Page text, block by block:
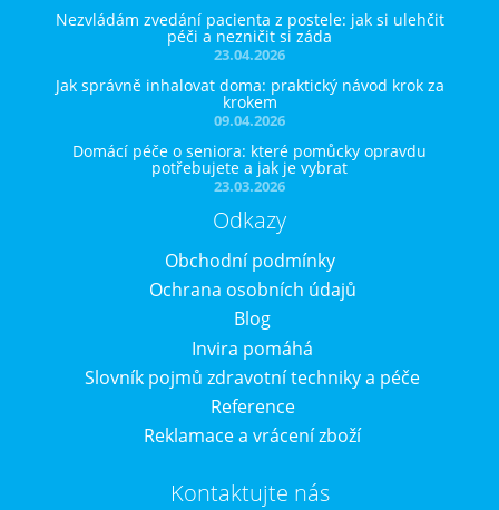
23.04.2026
Nezvládám zvedání pacienta z postele: jak si ulehčit
péči a nezničit si záda
09.04.2026
Jak správně inhalovat doma: praktický návod krok za
krokem
23.03.2026
Domácí péče o seniora: které pomůcky opravdu
potřebujete a jak je vybrat
Odkazy
Obchodní podmínky
Ochrana osobních údajů
Blog
Invira pomáhá
Slovník pojmů zdravotní techniky a péče
Reference
Reklamace a vrácení zboží
Kontaktujte nás